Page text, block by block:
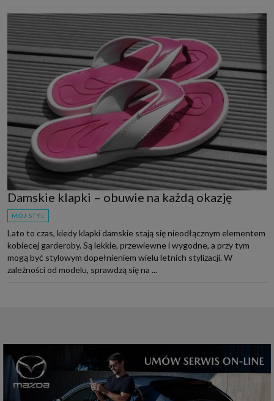
Damskie klapki – obuwie na każdą okazję
MÓJ STYL
Lato to czas, kiedy klapki damskie stają się nieodłącznym elementem
kobiecej garderoby. Są lekkie, przewiewne i wygodne, a przy tym
mogą być stylowym dopełnieniem wielu letnich stylizacji. W
zależności od modelu, sprawdzą się na ...